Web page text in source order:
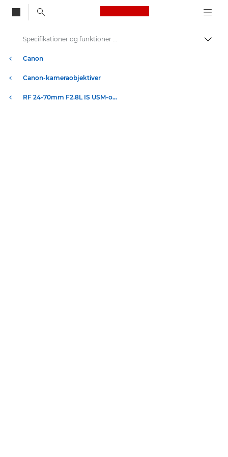
Canon Logo, back
Skift
Canon
Canon-kameraobjektiver
RF 24-70mm F2.8L IS USM-objektiver
Specifikationer og funktioner – RF 24-70mm F2.8L IS USM-objektiver